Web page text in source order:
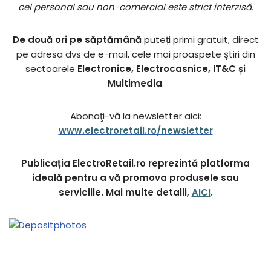
cel personal sau non-comercial este strict interzisă.
De două ori pe săptămânăputeți primi gratuit, direct
pe adresa dvs de e-mail, cele mai proaspete ştiri din
sectoarele Electronice, Electrocasnice, IT&C și
Multimedia.
Abonaţi-vă la newsletter aici:
www.electroretail.ro/newsletter
Publicația ElectroRetail.ro reprezintă platforma
ideală pentru a vă promova produsele sau
serviciile. Mai multe detalii,AICI.